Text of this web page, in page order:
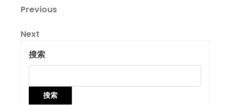
文
章
导
航
Previous
Previous
Next
Post
Next
搜索
搜索